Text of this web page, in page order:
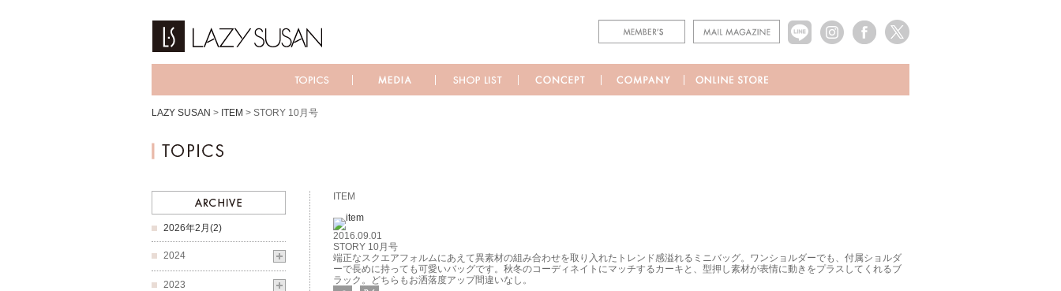
LAZY SUSAN > ITEM > STORY 10月号
2026年2月(2)
2024
2023
ITEM
2016.09.01
STORY 10月号
端正なスクエアフォルムにあえて異素材の組み合わせを取り入れたトレンド感溢れるミニバッグ。ワンショルダーでも、付属ショルダ
ーで長めに持っても可愛いバッグです。秋冬のコーディネイトにマッチするカーキと、型押し素材が表情に動きをプラスしてくれるブ
ラック。どちらもお洒落度アップ間違いなし。